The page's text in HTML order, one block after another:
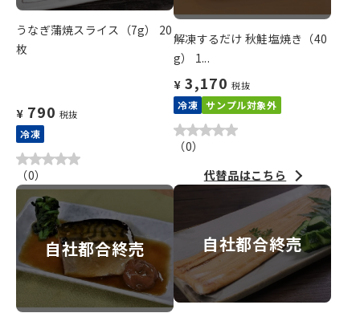
うなぎ蒲焼スライス（7g） 20
枚
¥ 790 税抜
冷凍
（0）
解凍するだけ 秋鮭塩焼き（40
g） 1...
¥ 3,170 税抜
冷凍 サンプル対象外
（0）
代替品はこちら
自社都合終売 自社都合終売